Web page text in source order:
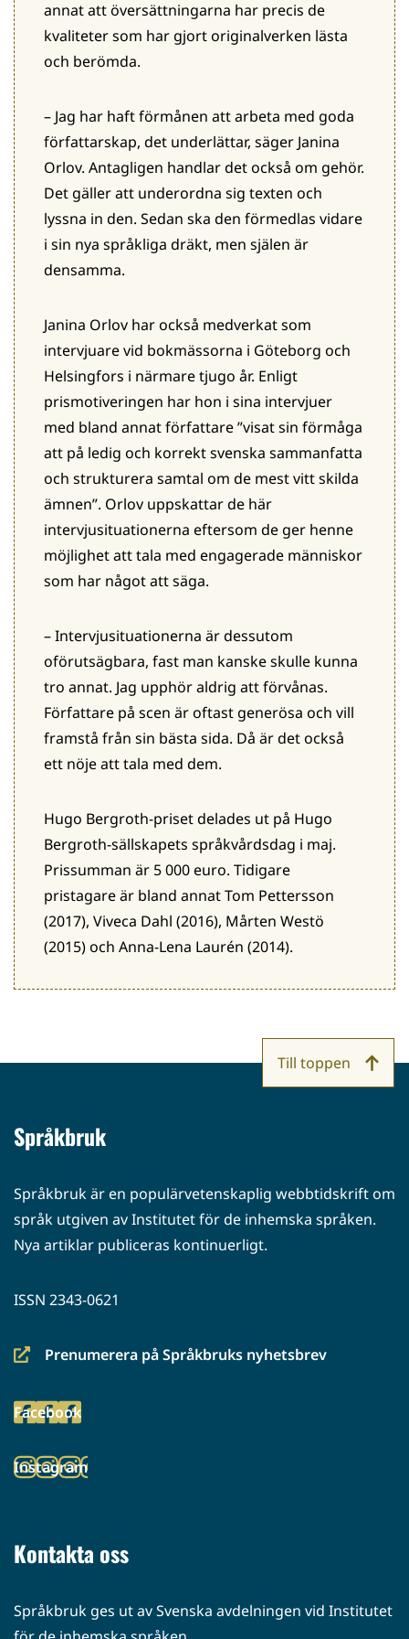
annat att översättningarna har precis de
kvaliteter som har gjort originalverken lästa
och berömda.
– Jag har haft förmånen att arbeta med goda
författarskap, det underlättar, säger Janina
Orlov. Antagligen handlar det också om gehör.
Det gäller att underordna sig texten och
lyssna in den. Sedan ska den förmedlas vidare
i sin nya språkliga dräkt, men själen är
densamma.
Janina Orlov har också medverkat som
intervjuare vid bokmässorna i Göteborg och
Helsingfors i närmare tjugo år. Enligt
prismotiveringen har hon i sina intervjuer
med bland annat författare ”visat sin förmåga
att på ledig och korrekt svenska sammanfatta
och strukturera samtal om de mest vitt skilda
ämnen”. Orlov uppskattar de här
intervjusituationerna eftersom de ger henne
möjlighet att tala med engagerade människor
som har något att säga.
– Intervjusituationerna är dessutom
oförutsägbara, fast man kanske skulle kunna
tro annat. Jag upphör aldrig att förvånas.
Författare på scen är oftast generösa och vill
framstå från sin bästa sida. Då är det också
ett nöje att tala med dem.
Hugo Bergroth-priset delades ut på Hugo
Bergroth-sällskapets språkvårdsdag i maj.
Prissumman är 5 000 euro. Tidigare
pristagare är bland annat Tom Pettersson
(2017), Viveca Dahl (2016), Mårten Westö
(2015) och Anna-Lena Laurén (2014).
Språkbruk
Språkbruk är en populärvetenskaplig webbtidskrift om
språk utgiven av Institutet för de inhemska språken.
Nya artiklar publiceras kontinuerligt.
ISSN 2343-0621
Prenumerera på Språkbruks nyhetsbrev
(siirryt
palveluun)
Facebook
(siirryt
palveluun)
Instagram
(siirryt
Kontakta oss
Språkbruk ges ut av Svenska avdelningen vid Institutet
Till toppen